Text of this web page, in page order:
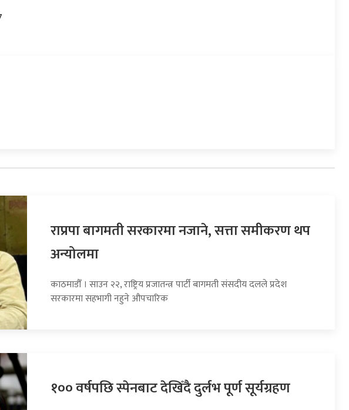
राप्रपा बागमती सरकारमा नजाने, सत्ता समीकरण थप
अन्योलमा
काठमाडौँ । साउन २२, राष्ट्रिय प्रजातन्त्र पार्टी बागमती संसदीय दलले प्रदेश
सरकारमा सहभागी नहुने औपचारिक
१०० वर्षपछि स्पेनबाट देखिँदै दुर्लभ पूर्ण सूर्यग्रहण